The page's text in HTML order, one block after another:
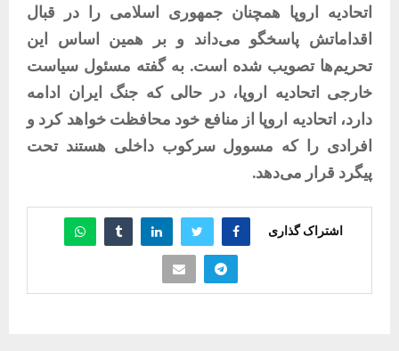
اتحادیه اروپا همچنان جمهوری اسلامی را در قبال
اقداماتش پاسخگو می‌داند و بر همین اساس این
تحریم‌ها تصویب شده است. به گفته مسئول سیاست
خارجی اتحادیه اروپا، در حالی که جنگ ایران ادامه
دارد، اتحادیه اروپا از منافع خود محافظت خواهد کرد و
افرادی را که مسوول سرکوب داخلی هستند تحت
پیگرد قرار می‌دهد.
اشتراک گذاری